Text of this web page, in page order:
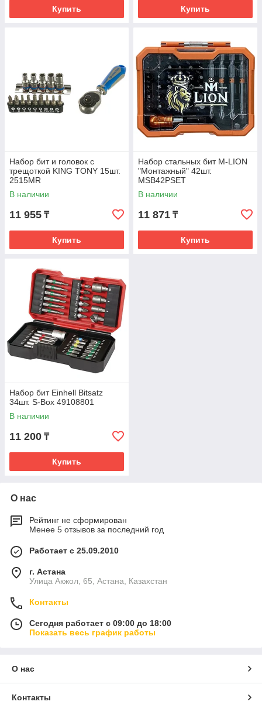
Купить Купить
Набор бит и головок с
трещоткой KING TONY 15шт.
2515MR
В наличии
11 955 ₸
Купить
Набор стальных бит M-LION
"Монтажный" 42шт.
MSB42PSET
В наличии
11 871 ₸
Купить
Набор бит Einhell Bitsatz
34шт. S-Box 49108801
В наличии
11 200 ₸
Купить
О нас
Рейтинг не сформирован
Менее 5 отзывов за последний год
Работает с 25.09.2010
г. Астана
Улица Акжол, 65, Астана, Казахстан
Контакты
Сегодня работает с 09:00 до 18:00
Показать весь график работы
О нас
Контакты